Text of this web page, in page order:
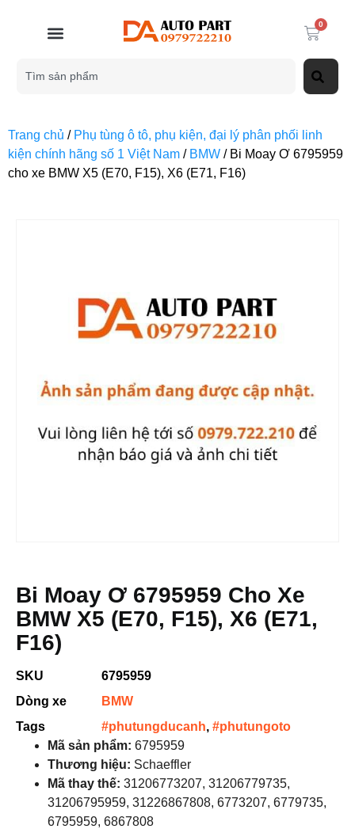
0
Trang chủ / Phụ tùng ô tô, phụ kiện, đại lý phân phối linh
kiện chính hãng số 1 Việt Nam / BMW / Bi Moay Ơ 6795959
cho xe BMW X5 (E70, F15), X6 (E71, F16)
Bi Moay Ơ 6795959 Cho Xe
BMW X5 (E70, F15), X6 (E71,
F16)
SKU
6795959
Dòng xe
BMW
Tags
#phutungducanh, #phutungoto
Mã sản phẩm: 6795959
Thương hiệu: Schaeffler
Mã thay thế: 31206773207, 31206779735,
31206795959, 31226867808, 6773207, 6779735,
6795959, 6867808